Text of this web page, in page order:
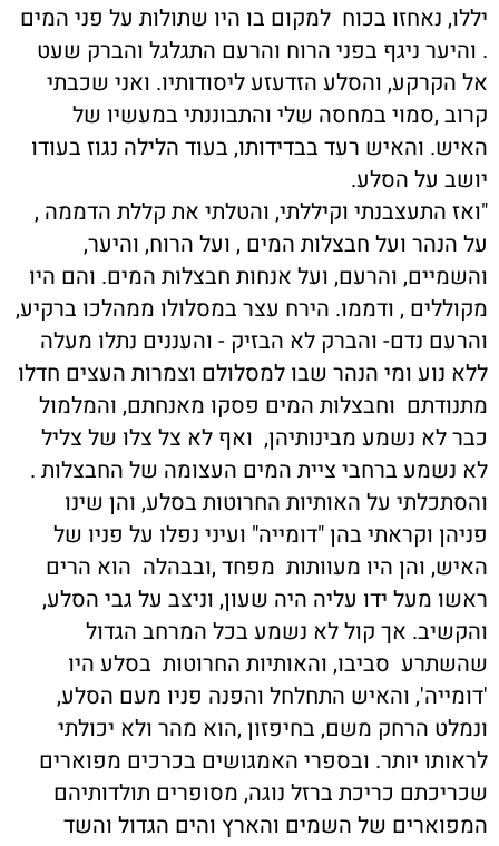
יללו, נאחזו בכוח למקום בו היו שתולות על פני המים
. והיער ניגף בפני הרוח והרעם התגלגל והברק שעט
אל הקרקע, והסלע הזדעזע ליסודותיו. ואני שכבתי
קרוב ,סמוי במחסה שלי והתבוננתי במעשיו של
האיש. והאיש רעד בבדידותו, בעוד הלילה נגוז בעודו
יושב על הסלע.
"ואז התעצבנתי וקיללתי, והטלתי את קללת הדממה ,
על הנהר ועל חבצלות המים , ועל הרוח, והיער,
והשמיים, והרעם, ועל אנחות חבצלות המים. והם היו
מקוללים , ודממו. הירח עצר במסלולו ממהלכו ברקיע,
והרעם נדם- והברק לא הבזיק - והעננים נתלו מעלה
ללא נוע ומי הנהר שבו למסלולם וצמרות העצים חדלו
מתנודתם וחבצלות המים פסקו מאנחתם, והמלמול
כבר לא נשמע מבינותיהן, ואף לא צל צלו של צליל
לא נשמע ברחבי ציית המים העצומה של החבצלות .
והסתכלתי על האותיות החרוטות בסלע, והן שינו
פניהן וקראתי בהן "דומייה" ועיני נפלו על פניו של
האיש, והן היו מעוותות מפחד ,ובבהלה הוא הרים
ראשו מעל ידו עליה היה שעון, וניצב על גבי הסלע,
והקשיב. אך קול לא נשמע בכל המרחב הגדול
שהשתרע סביבו, והאותיות החרוטות בסלע היו
'דומייה', והאיש התחלחל והפנה פניו מעם הסלע,
ונמלט הרחק משם, בחיפזון ,הוא מהר ולא יכולתי
לראותו יותר. ובספרי האמגושים בכרכים מפוארים
שכריכתם כריכת ברזל נוגה, מסופרים תולדותיהם
המפוארים של השמים והארץ והים הגדול והשד